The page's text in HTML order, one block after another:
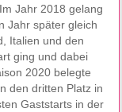
Jahr 2018 gelang
Jahr später gleich
Italien und den
ging und dabei
2020 belegte
den dritten Platz in
Gaststarts in der